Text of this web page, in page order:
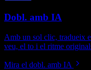
Dobl. amb IA
Amb un sol clic, tradueix
veu, el to i el ritme
Mira el dobl. amb IA